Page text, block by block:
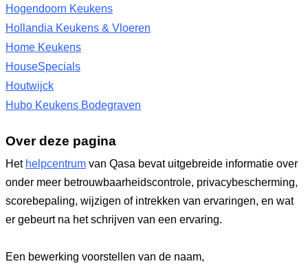
Hogendoorn Keukens
Hollandia Keukens & Vloeren
Home Keukens
HouseSpecials
Houtwijck
Hubo Keukens Bodegraven
Over deze pagina
Het helpcentrum van Qasa bevat uitgebreide informatie over
onder meer betrouwbaarheidscontrole, privacybescherming,
scorebepaling, wijzigen of intrekken van ervaringen, en wat
er gebeurt na het schrijven van een ervaring.
Een bewerking voorstellen van de naam,